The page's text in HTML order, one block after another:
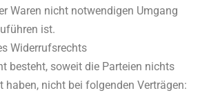
Waren nicht notwendigen Umgang
ist.
Widerrufsrechts
besteht, soweit die Parteien nichts
haben, nicht bei folgenden Verträgen: